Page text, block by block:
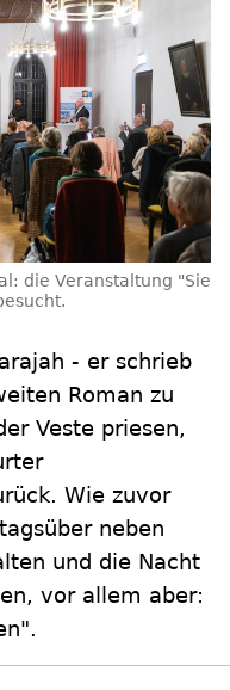
die Veranstaltung "Sie
- er schrieb
Roman zu
Veste priesen,
Wie zuvor
neben
und die Nacht
vor allem aber: